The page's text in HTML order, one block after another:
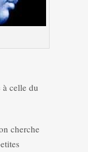
celle du
cherche